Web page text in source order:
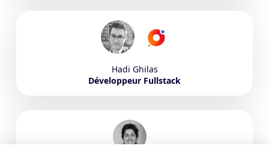
Hadi Ghilas
Développeur Fullstack